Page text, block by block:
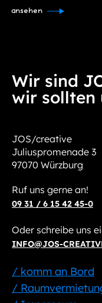
ansehen
Wir sind
wir sollten
JOS/creative
Juliuspromenade 3
97070 Würzburg
Ruf uns gerne an!
09 31 / 6 15 42 45-0
Oder schreibe uns
INFO@JOS-
/ komm an Bord
/